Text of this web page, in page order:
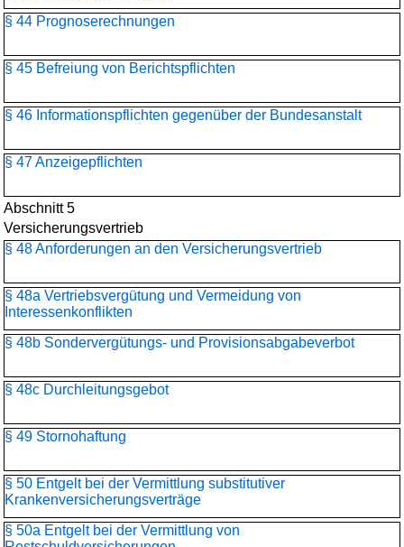
§ 44 Prognoserechnungen
§ 45 Befreiung von Berichtspflichten
§ 46 Informationspflichten gegenüber der Bundesanstalt
§ 47 Anzeigepflichten
Abschnitt 5
Versicherungsvertrieb
§ 48 Anforderungen an den Versicherungsvertrieb
§ 48a Vertriebsvergütung und Vermeidung von
Interessenkonflikten
§ 48b Sondervergütungs- und Provisionsabgabeverbot
§ 48c Durchleitungsgebot
§ 49 Stornohaftung
§ 50 Entgelt bei der Vermittlung substitutiver
Krankenversicherungsverträge
§ 50a Entgelt bei der Vermittlung von